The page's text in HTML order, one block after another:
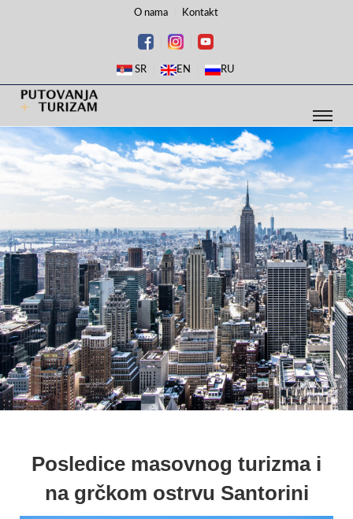
O nama Kontakt
SR EN RU
Posledice masovnog turizma i
na grčkom ostrvu Santorini